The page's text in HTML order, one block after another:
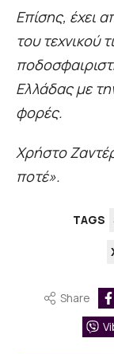
Επίσης, έχει
του τεχνικού
Ελλάδας με
φορές.
Χρήστο
ποτέ».
TAGS
Share